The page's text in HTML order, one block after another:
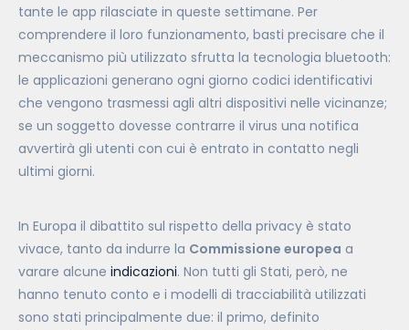
tante le app rilasciate in queste settimane. Per
comprendere il loro funzionamento, basti precisare che il
meccanismo più utilizzato sfrutta la tecnologia bluetooth:
le applicazioni generano ogni giorno codici identificativi
che vengono trasmessi agli altri dispositivi nelle vicinanze;
se un soggetto dovesse contrarre il virus una notifica
avvertirà gli utenti con cui è entrato in contatto negli
ultimi giorni.
In Europa il dibattito sul rispetto della privacy è stato
vivace, tanto da indurre la Commissione europea a
varare alcune indicazioni. Non tutti gli Stati, però, ne
hanno tenuto conto e i modelli di tracciabilità utilizzati
sono stati principalmente due: il primo, definito